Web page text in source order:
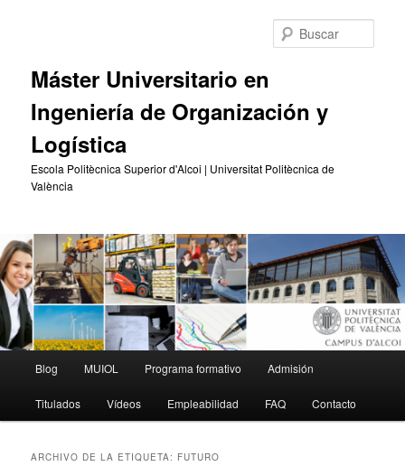
Máster Universitario en
Ingeniería de Organización y
Logística
Escola Politècnica Superior d'Alcoi | Universitat Politècnica de
València
principal
Blog MUIOL Programa formativo Admisión
Titulados Vídeos Empleabilidad FAQ Contacto
ARCHIVO DE LA ETIQUETA: FUTURO